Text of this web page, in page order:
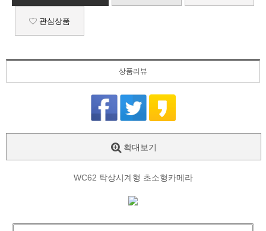
관심상품
상품리뷰
확대보기
WC62 탁상시계형 초소형카메라